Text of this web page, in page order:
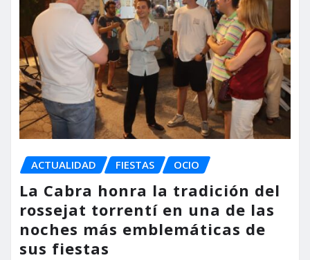
ACTUALIDAD FIESTAS OCIO
La Cabra honra la tradición del
rossejat torrentí en una de las
noches más emblemáticas de
sus fiestas